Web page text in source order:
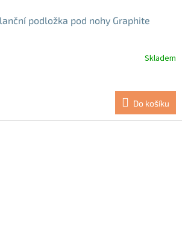
podložka pod nohy Graphite
Skladem
Do košíku